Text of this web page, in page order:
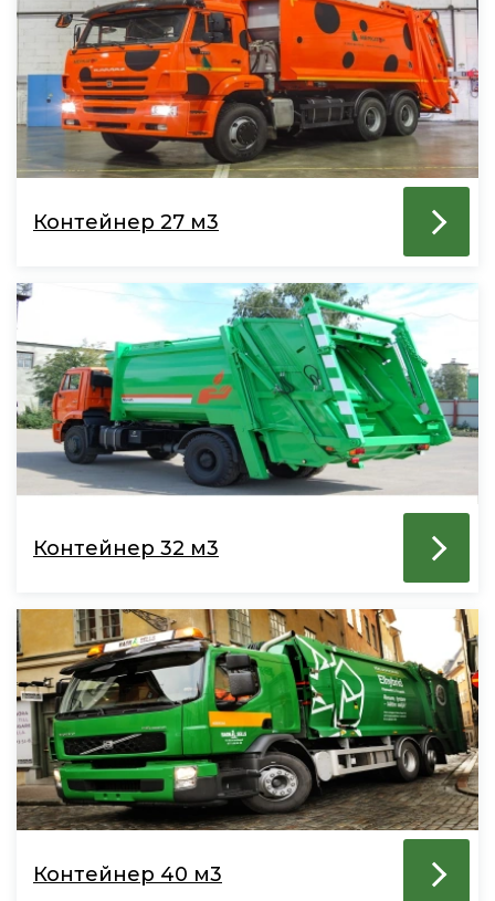
Контейнер 27 м3
Контейнер 32 м3
Контейнер 40 м3